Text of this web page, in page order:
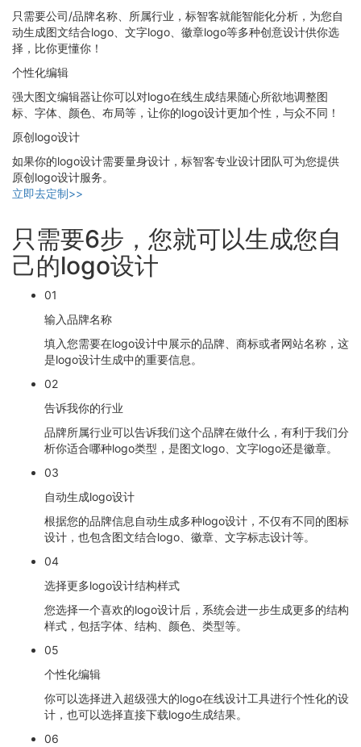
只需要公司/品牌名称、所属行业，标智客就能智能化分析，为您自
动生成图文结合logo、文字logo、徽章logo等多种创意设计供你选
择，比你更懂你！
个性化编辑
强大图文编辑器让你可以对logo在线生成结果随心所欲地调整图
标、字体、颜色、布局等，让你的logo设计更加个性，与众不同！
原创logo设计
如果你的logo设计需要量身设计，标智客专业设计团队可为您提供
原创logo设计服务。
立即去定制>>
只需要6步，您就可以生成您自
己的logo设计
01
输入品牌名称
填入您需要在logo设计中展示的品牌、商标或者网站名称，这
是logo设计生成中的重要信息。
02
告诉我你的行业
品牌所属行业可以告诉我们这个品牌在做什么，有利于我们分
析你适合哪种logo类型，是图文logo、文字logo还是徽章。
03
自动生成logo设计
根据您的品牌信息自动生成多种logo设计，不仅有不同的图标
设计，也包含图文结合logo、徽章、文字标志设计等。
04
选择更多logo设计结构样式
您选择一个喜欢的logo设计后，系统会进一步生成更多的结构
样式，包括字体、结构、颜色、类型等。
05
个性化编辑
你可以选择进入超级强大的logo在线设计工具进行个性化的设
计，也可以选择直接下载logo生成结果。
06